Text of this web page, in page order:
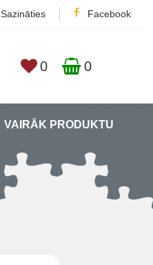
Sazināties Facebook
0 0
VAIRĀK PRODUKTU